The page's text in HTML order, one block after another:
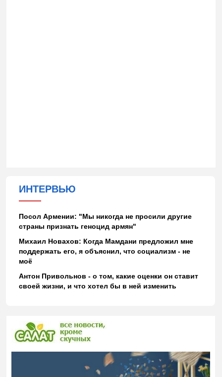
ИНТЕРВЬЮ
Посол Армении: "Мы никогда не просили другие
страны признать геноцид армян"
Михаил Новахов: Когда Мамдани предложил мне
поддержать его, я объяснил, что социализм - не
моё
Антон Привольнов - о том, какие оценки он ставит
своей жизни, и что хотел бы в ней изменить